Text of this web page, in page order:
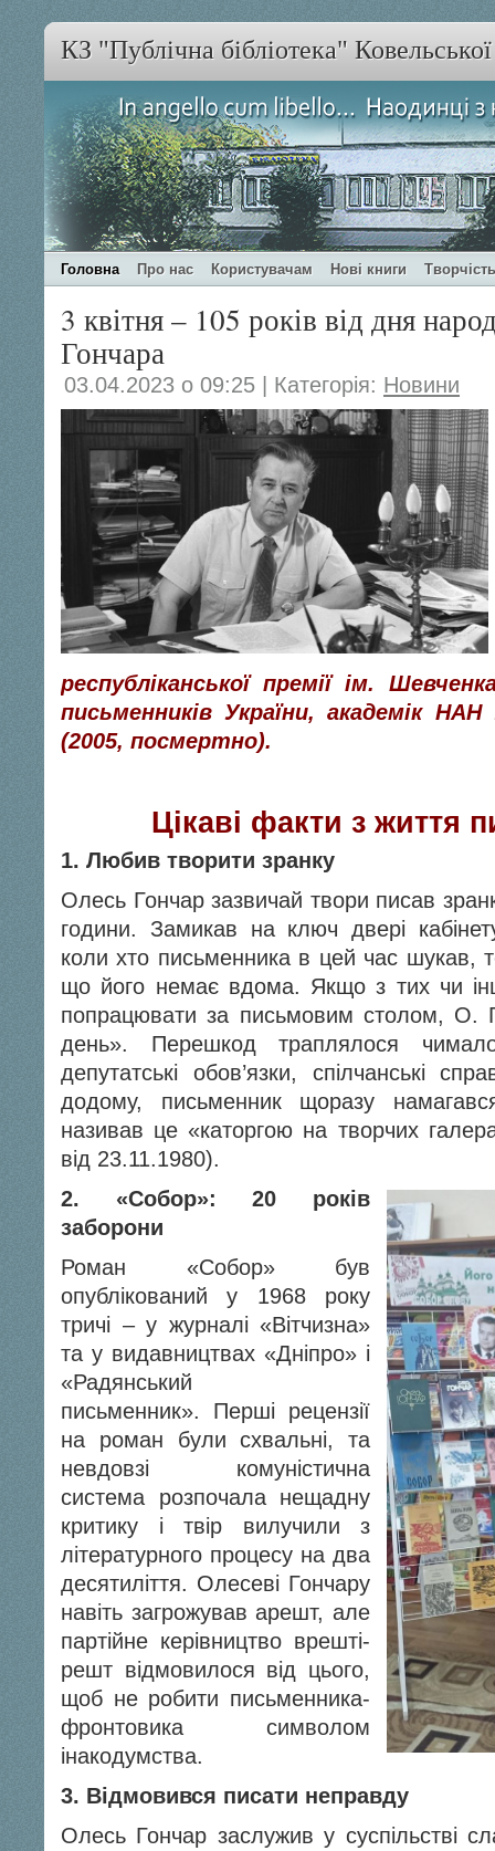
КЗ "Публічна бібліотека"
Головна Про нас Користувачам Нові книги
3 квітня – 105 років від дня
Гончара
03.04.2023 о 09:25 | Категорія: Новини
республіканської премії ім.
письменників України, академік НАН
(2005, посмертно).
Цікаві факти з життя
1. Любив творити зранку
Олесь Гончар зазвичай твори писав
години. Замикав на ключ двері
коли хто письменника в цей час шукав,
що його немає вдома. Якщо з тих чи
попрацювати за письмовим столом, О.
день». Перешкод траплялося
депутатські обов’язки, спілчанські
додому, письменник щоразу
називав це «каторгою на творчих
від 23.11.1980).
2.
«Собор»: 20 років
заборони
Роман «Собор» був
опублікований у 1968 pоку
тричі – у журналі «Вітчизна»
та у видавництвах «Дніпро» і
«Радянський
письменник». Перші рецензії
на роман були схвальні, та
невдовзі комуністична
система розпочала нещадну
критику і твір вилучили з
літературного процесу на два
десятиліття. Олесеві Гончару
навіть загрожував арешт, але
партійне керівництво врешті-
решт відмовилося від цього,
щоб не робити письменника-
фронтовика символом
інакодумства.
3. Відмовився писати неправду
Олесь Гончар заслужив у суспільстві